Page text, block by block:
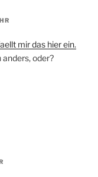
mir das hier ein.
oder?